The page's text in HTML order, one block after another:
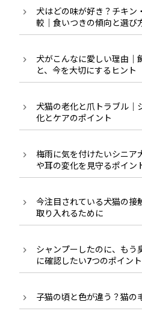
犬はどの味が好き？チキン
較｜食いつきの傾向と選び
犬がこんなに愛しい理由｜
と、今を大切にするヒント
犬猫の老化と爪トラブル｜
化とケアのポイント
梅雨に気を付けたいシニア
や耳の変化を見守るポイン
今注目されている犬猫の接
取り入れるために
シャンプーしたのに、もう
に確認したい7つのポイント
子猫の頃と色が違う？猫の